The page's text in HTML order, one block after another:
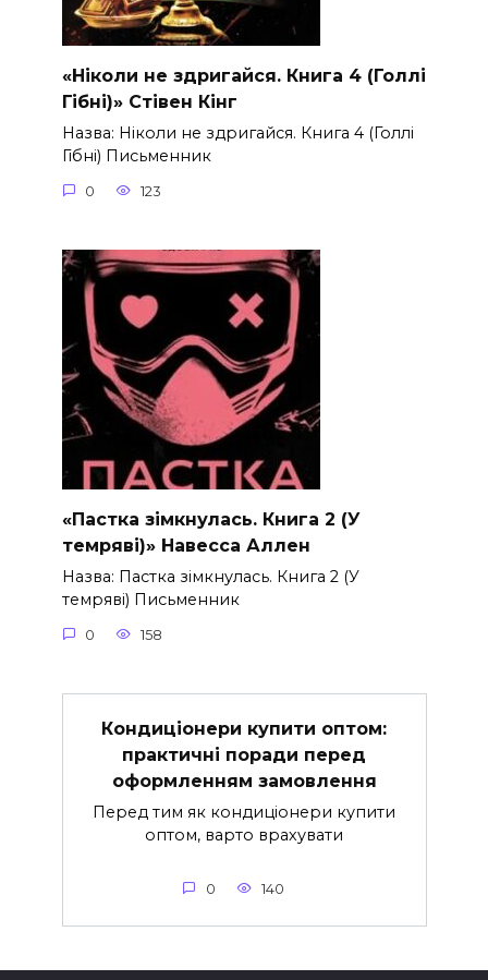
«Ніколи не здригайся. Книга 4 (Голлі
Гібні)» Стівен Кінг
Назва: Ніколи не здригайся. Книга 4 (Голлі
Гібні) Письменник
0 123
«Пастка зімкнулась. Книга 2 (У
темряві)» Навесса Аллен
Назва: Пастка зімкнулась. Книга 2 (У
темряві) Письменник
0 158
Кондиціонери купити оптом:
практичні поради перед
оформленням замовлення
Перед тим як кондиціонери купити
оптом, варто врахувати
0 140